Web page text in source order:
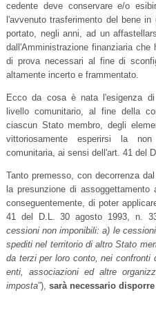
cedente deve conservare e/o
l'avvenuto trasferimento del bene
portato, negli anni, ad un
dall'Amministrazione finanziaria
di prova necessari al fine di
altamente incerto e frammentato.
Ecco da cosa è nata l'esigenza
livello comunitario, al fine della
ciascun Stato membro, degli
vittoriosamente esperirsi la
comunitaria, ai sensi dell'art. 41 del
Tanto premesso, con decorrenza
la presunzione di
conseguentemente, di poter
41 del D.L. 30 agosto 1993, n.
cessioni non imponibili: a) le
spediti nel territorio di altro Stato
da terzi per loro conto, nei
enti, associazioni ed altre
imposta”), sarà necessario